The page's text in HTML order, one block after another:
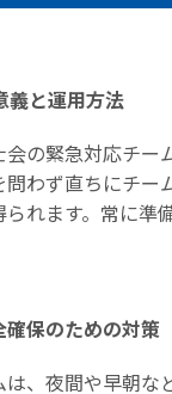
義と運用方法
の緊急対応チー
問わず直ちにチー
れます。常に準
保のための対策
、夜間や早朝な